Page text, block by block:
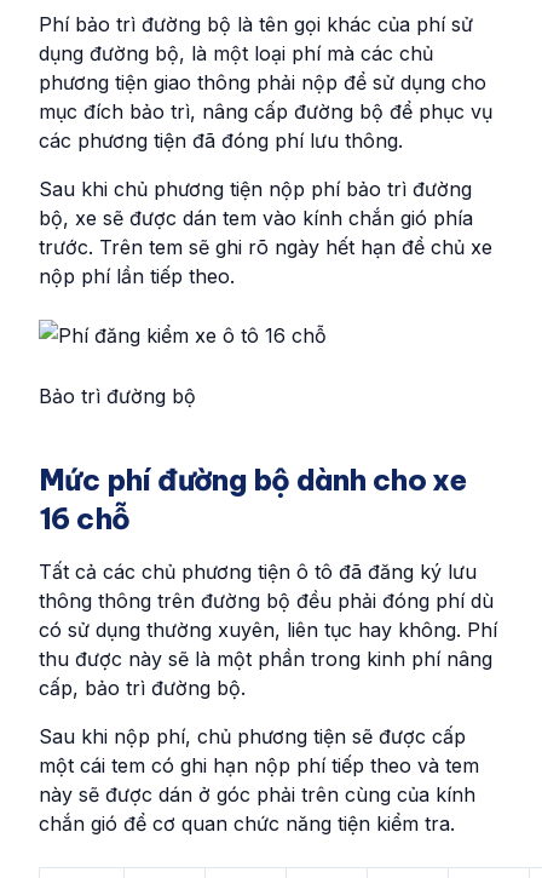
Phí bảo trì đường bộ là tên gọi khác của phí sử
dụng đường bộ, là một loại phí mà các chủ
phương tiện giao thông phải nộp để sử dụng cho
mục đích bảo trì, nâng cấp đường bộ để phục vụ
các phương tiện đã đóng phí lưu thông.
Sau khi chủ phương tiện nộp phí bảo trì đường
bộ, xe sẽ được dán tem vào kính chắn gió phía
trước. Trên tem sẽ ghi rõ ngày hết hạn để chủ xe
nộp phí lần tiếp theo.
Bảo trì đường bộ
Mức phí đường bộ dành cho xe
16 chỗ
Tất cả các chủ phương tiện ô tô đã đăng ký lưu
thông thông trên đường bộ đều phải đóng phí dù
có sử dụng thường xuyên, liên tục hay không. Phí
thu được này sẽ là một phần trong kinh phí nâng
cấp, bảo trì đường bộ.
Sau khi nộp phí, chủ phương tiện sẽ được cấp
một cái tem có ghi hạn nộp phí tiếp theo và tem
này sẽ được dán ở góc phải trên cùng của kính
chắn gió để cơ quan chức năng tiện kiểm tra.